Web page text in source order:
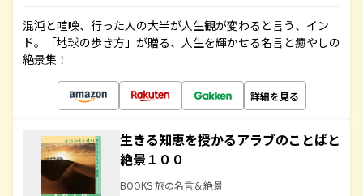
混沌と喧噪、行った人の大半が人生観が変わると言う、イン
ド。「地球の歩き方」が贈る、人生を輝かせる名言と癒やしの
絶景集！
詳細を見る
生きる知恵を授かるアラブのことばと
絶景１００
BOOKS 旅の名言＆絶景